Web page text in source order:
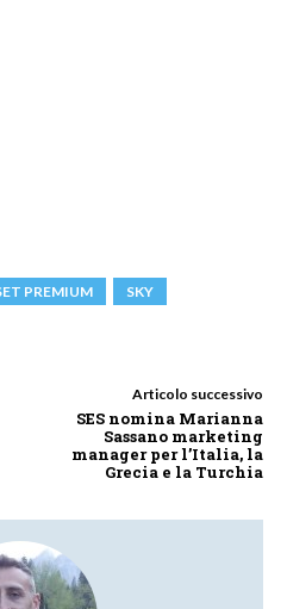
PREMIUM
SKY
Articolo successivo
SES nomina Marianna
Sassano marketing
manager per l’Italia, la
Grecia e la Turchia